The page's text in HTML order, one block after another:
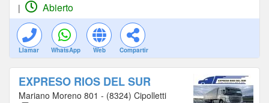
| Abierto
Llamar WhatsApp Web Compartir
EXPRESO RIOS DEL SUR
Mariano Moreno 801 - (8324) Cipolletti